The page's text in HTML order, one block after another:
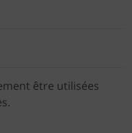
être utilisées